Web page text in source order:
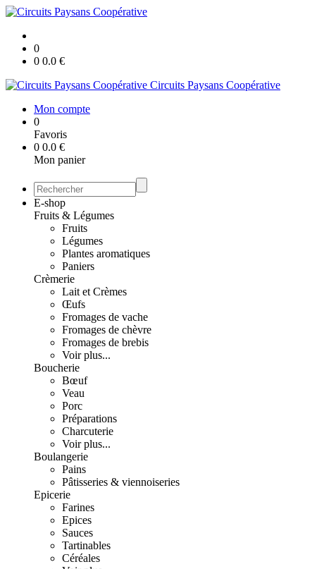
0
0 0.0 €
Circuits Paysans Coopérative
Mon compte
0
Favoris
0 0.0 €
Mon panier
E-shop
Fruits & Légumes
Fruits
Légumes
Plantes aromatiques
Paniers
Crèmerie
Lait et Crèmes
Œufs
Fromages de vache
Fromages de chèvre
Fromages de brebis
Voir plus...
Boucherie
Bœuf
Veau
Porc
Préparations
Charcuterie
Voir plus...
Boulangerie
Pains
Pâtisseries & viennoiseries
Epicerie
Farines
Epices
Sauces
Tartinables
Céréales